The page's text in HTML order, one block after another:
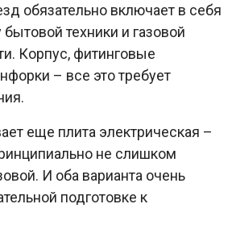
обязательно включает в себя
техники и газовой
Корпус, фитинговые
– все это требует
еще плита электрическая –
не слишком
И оба варианта очень
подготовке к